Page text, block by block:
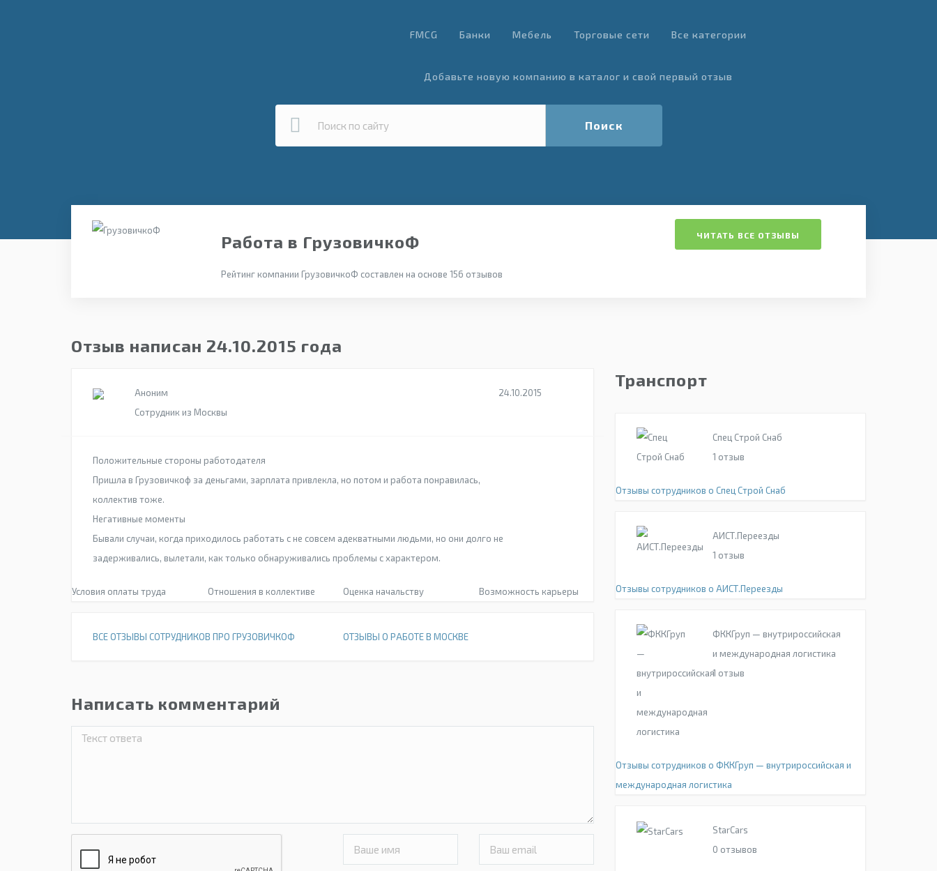
FMCG Банки Мебель Торговые сети Все категории
Добавьте новую компанию в каталог и свой первый отзыв
Поиск
Работа в ГрузовичкоФ
Рейтинг компании ГрузовичкоФ составлен на основе 156 отзывов
ЧИТАТЬ ВСЕ ОТЗЫВЫ
Отзыв написан 24.10.2015 года
Аноним
Сотрудник из Москвы
24.10.2015
Положительные стороны работодателя
Пришла в Грузовичкоф за деньгами, зарплата привлекла, но потом и работа понравилась,
коллектив тоже.
Негативные моменты
Бывали случаи, когда приходилось работать с не совсем адекватными людьми, но они долго не
задерживались, вылетали, как только обнаруживались проблемы с характером.
Условия оплаты труда Отношения в коллективе Оценка начальству Возможность карьеры
ВСЕ ОТЗЫВЫ СОТРУДНИКОВ ПРО ГРУЗОВИЧКОФ ОТЗЫВЫ О РАБОТЕ В МОСКВЕ
Написать комментарий
Транспорт
Спец Строй Снаб
1 отзыв
Отзывы сотрудников о Спец Строй Снаб
АИСТ.Переезды
1 отзыв
Отзывы сотрудников о АИСТ.Переезды
ФККГруп — внутрироссийская
и международная логистика
1 отзыв
Отзывы сотрудников о ФККГруп — внутрироссийская и
международная логистика
StarCars
0 отзывов